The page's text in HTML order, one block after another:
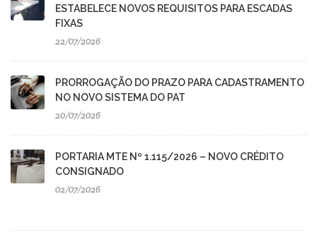
ESTABELECE NOVOS REQUISITOS PARA ESCADAS
FIXAS
22/07/2026
PRORROGAÇÃO DO PRAZO PARA CADASTRAMENTO
NO NOVO SISTEMA DO PAT
20/07/2026
PORTARIA MTE Nº 1.115/2026 – NOVO CRÉDITO
CONSIGNADO
02/07/2026